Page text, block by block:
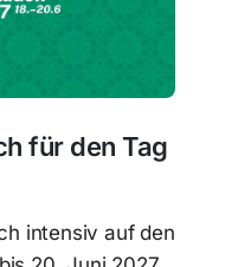
für den Tag
intensiv auf den